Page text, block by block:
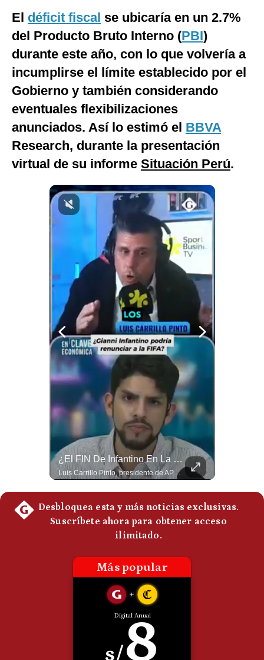
Internacional
Tecnología
Club del Suscriptor
Mix
Notas Contratadas
Podcast
Gestión TV
Condiciones
Frecuentes
El déficit fiscal se ubicaría en un 2.7%
del Producto Bruto Interno (PBI)
durante este año, con lo que volvería a
incumplirse el límite establecido por el
Gobierno y también considerando
eventuales flexibilizaciones
anunciados. Así lo estimó el BBVA
Research, durante la presentación
virtual de su informe Situación Perú.
¿El FIN De Infantino En La FIFA? El Grave Pronóstico Sobre Su Renuncia | #EnClaveEconómica
Luis Carrillo Pinto, presidente de APEMD pronostica meses muy difíciles para Infantino y sostiene que una mayor presión de la UEFA, junto con nuevas investigaciones periodísticas, podría llevarlo a dimitir. También menciona renuncias internas y acusaciones de que el proyecto fue impulsado por una sola persona. #GianniInfantino #FIFA #UEFA #LuisCarrilloPinto #APEMD #Futbol #NoticiasDeportivas #Mundial #Shorts 👉 Suscríbete y activa la campana para no perderte nuestro análisis diario. 🌎 Síguenos en nuestras redes sociales: 📌 Web oficial: https://gestion.pe/mundo/ 📌 LinkedIn: http://bit.ly/3HYIET0 📌 X (Twitter): http://bit.ly/4noZtX9 📌 TikTok: http://bit.ly/4evB6TO